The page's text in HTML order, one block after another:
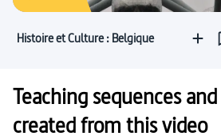
Histoire et Culture : Belgique
Teaching sequences
created from this video